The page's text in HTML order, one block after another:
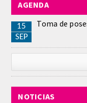
REGLAMENTO
ACADEMICOS
CIENCIAS BASICAS
AGENDA
15
SEP
Toma de
NOTICIAS